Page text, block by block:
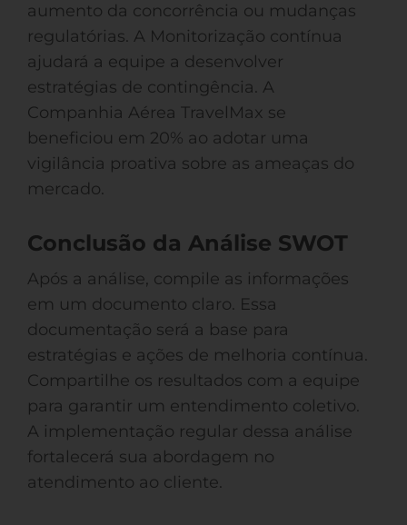
aumento da concorrência ou mudanças
regulatórias. A Monitorização contínua
ajudará a equipe a desenvolver
estratégias de contingência. A
Companhia Aérea TravelMax se
beneficiou em 20% ao adotar uma
vigilância proativa sobre as ameaças do
mercado.
Conclusão da Análise SWOT
Após a análise, compile as informações
em um documento claro. Essa
documentação será a base para
estratégias e ações de melhoria contínua.
Compartilhe os resultados com a equipe
para garantir um entendimento coletivo.
A implementação regular dessa análise
fortalecerá sua abordagem no
atendimento ao cliente.